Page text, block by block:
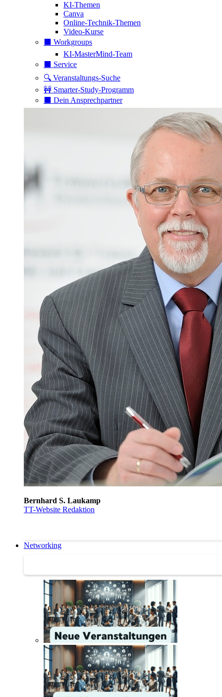
KI-Themen
Canva
Online-Technik-Themen
Video-Kurse
⬛️ Workgroups
KI-MasterMind-Team
⬛️ Service
🔍 Veranstaltungs-Suche
🚧 Smarter-Study-Programm
⬛️ Dein Ansprechpartner
Bernhard S. Laukamp
TT-Website Redaktion
Networking